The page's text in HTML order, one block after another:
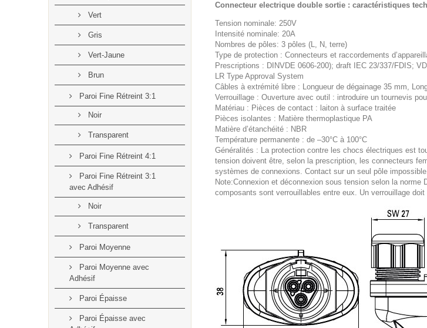
Vert
Gris
Vert-Jaune
Brun
Paroi Fine Rétreint 3:1
Noir
Transparent
Paroi Fine Rétreint 4:1
Paroi Fine Rétreint 3:1
avec Adhésif
Noir
Transparent
Paroi Moyenne
Paroi Moyenne avec
Adhésif
Paroi Épaisse
Paroi Épaisse avec
Connecteur electrique double sortie : caractéristiques
Tension nominale: 250V
Intensité nominale: 20A
Nombres de pôles: 3 pôles (L, N, terre)
Type de protection : Connecteurs et raccordements
Prescriptions : DINVDE 0606-200); draft IEC 23/337/FDIS;
LR Type Approval System
Câbles à extrémité libre : Longueur de dégainage 35 mm,
Verrouillage : Ouverture avec outil : introduire un tournevis
Matériau : Pièces de contact : laiton à surface traitée
Pièces isolantes : Matière thermoplastique PA
Matière d’étanchéité : NBR
Température permanente : de –30°C à 100°C
Généralités : La protection contre les chocs électriques est
tension doivent être, selon la prescription, les connecteurs
systèmes de connexions. Contact sur un seul pôle
Note:Connexion et déconnexion sous tension selon la
composants sont verrouillables entre eux. Un verrouillage